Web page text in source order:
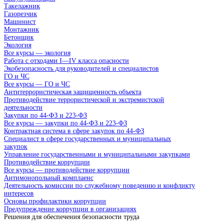
Такелажник
Газорезчик
Машинист
Монтажник
Бетонщик
Экология
Все курсы — экология
Работа с отходами I—IV класса опасности
Экобезопасность для руководителей и специалистов
ГО и ЧС
Все курсы — ГО и ЧС
Антитеррористическая защищенность объекта
Противодействие террористической и экстремистской
деятельности
Закупки по 44-ФЗ и 223-ФЗ
Все курсы — закупки по 44-ФЗ и 223-ФЗ
Контрактная система в сфере закупок по 44-ФЗ
Специалист в сфере государственных и муниципальных
закупок
Управление государственными и муниципальными закупками
Противодействие коррупции
Все курсы — противодействие коррупции
Антимонопольный комплаенс
Деятельность комиссии по служебному поведению и конфликту
интересов
Основы профилактики коррупции
Предупреждение коррупции в организациях
Решения для обеспечения безопасности труда